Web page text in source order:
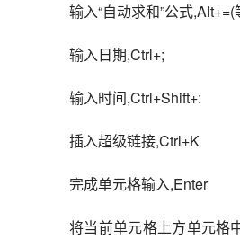
输入“自动求和”公式,Alt+=(
输入日期,Ctrl+;
输入时间,Ctrl+Shift+:
插入超级链接,Ctrl+K
完成单元格输入,Enter
将当前单元格上方单元格